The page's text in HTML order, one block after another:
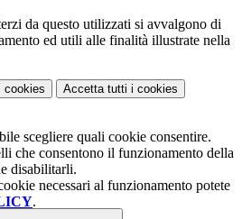
da questo utilizzati si avvalgono di
ed utili alle finalità illustrate nella
cookies Accetta tutti i cookies
scegliere quali cookie consentire.
che consentono il funzionamento della
disabilitarli.
necessari al funzionamento potete
.